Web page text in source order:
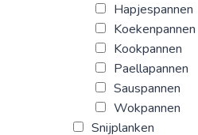
Hapjespannen
Koekenpannen
Kookpannen
Paellapannen
Sauspannen
Wokpannen
Snijplanken